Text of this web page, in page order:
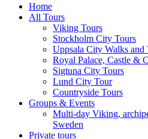
Home
All Tours
Viking Tours
Stockholm City Tours
Uppsala City Walks and
Royal Palace, Castle &
Sigtuna City Tours
Lund City Tour
Countryside Tours
Groups & Events
Multi-day Viking,
Sweden
Private tours